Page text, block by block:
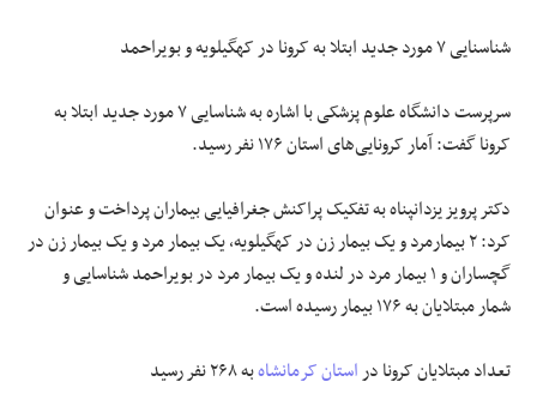
شناسنایی ۷ مورد جدید ابتلا به کرونا در کهگیلویه و بویراحمد
سرپرست دانشگاه علوم پزشکی با اشاره به شناسایی ۷ مورد جدید ابتلا به
کرونا گفت: آمار کرونایی‌های استان ۱۷۶ نفر رسید.
دکتر پرویز یزدانپناه به تفکیک پراکنش جغرافیایی بیماران پرداخت و عنوان
کرد: ۲ بیمارمرد و یک بیمار زن در کهگیلویه، یک بیمار مرد و یک بیمار زن در
گچساران و ۱ بیمار مرد در لنده و یک بیمار مرد در بویراحمد شناسایی و
شمار مبتلایان به ۱۷۶ بیمار رسیده است.
تعداد مبتلایان کرونا دراستان کرمانشاهبه ۲۶۸ نفر رسید